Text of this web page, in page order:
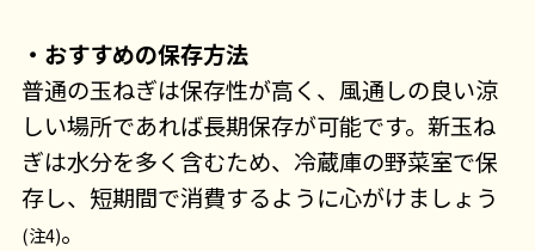
・おすすめの保存方法
普通の玉ねぎは保存性が高く、風通しの良い涼
しい場所であれば長期保存が可能です。新玉ね
ぎは水分を多く含むため、冷蔵庫の野菜室で保
存し、短期間で消費するように心がけましょう
(注4)。